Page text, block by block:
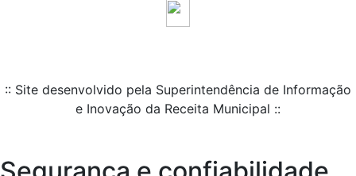
:: Site desenvolvido pela Superintendência de Informação
e Inovação da Receita Municipal ::